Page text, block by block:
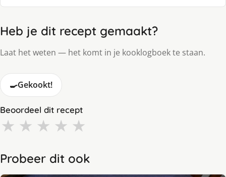
Heb je dit recept gemaakt?
Laat het weten — het komt in je kooklogboek te staan.
🍳Gekookt!
Beoordeel dit recept
★ ★ ★ ★ ★
Probeer dit ook